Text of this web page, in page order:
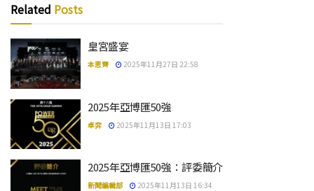
Related Posts
皇宮盛宴
本思齊 2025年11月27日 22:58
2025年亞博匯50強
卓弈 2025年11月13日 17:03
2025年亞博匯50強：評委簡介
新聞編輯部 2025年11月13日 16:34